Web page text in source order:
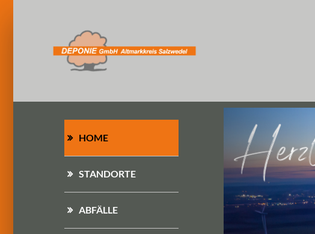
HOME
STANDORTE
ABFÄLLE
Slide